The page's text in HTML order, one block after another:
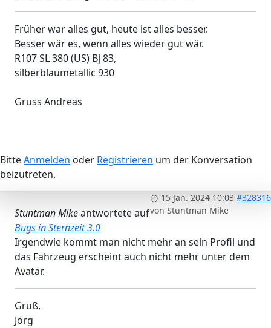
Früher war alles gut, heute ist alles besser.
Besser wär es, wenn alles wieder gut wär.
R107 SL 380 (US) Bj 83,
silberblaumetallic 930
Gruss Andreas
BitteAnmelden oder Registrieren um der Konversation
beizutreten.
15 Jan. 2024 10:03 #328316
von Stuntman Mike
Stuntman Mikeantwortete auf
Bugs in Sternzeit 3.0
Irgendwie kommt man nicht mehr an sein Profil und
das Fahrzeug erscheint auch nicht mehr unter dem
Avatar.
Gruß,
Jörg